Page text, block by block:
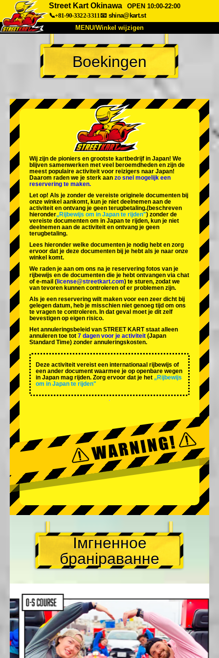
Street Kart Okinawa
OPEN 10:00-22:00
📞+81-90-3322-3311📧 shina@kart.st
MENU/Winkel wijzigen
TOP
Over Specificaties Prijzen
Bedrijf Boekingen
Winkel wijzigen
Tokyo Shinagawa Tokyo Akihabara#1
Tokyo Akihabara#2
Tokyo Shibuya Annex Tokyo Bay
Tokyo Asakusa Osaka
Okinawa
Boekingen
Wij zijn de pioniers en grootste kartbedrijf in Japan! We
blijven samenwerken met veel beroemdheden en zijn de
meest populaire activiteit voor reizigers naar Japan!
Daarom raden we je sterk aan zo snel mogelijk een
reservering te maken.
Let op! Als je zonder de vereiste originele documenten bij
onze winkel aankomt, kun je niet deelnemen aan de
activiteit en ontvang je geen terugbetaling.(beschreven
hieronder„Rijbewijs om in Japan te rijden") zonder de
vereiste documenten om in Japan te rijden, kun je niet
deelnemen aan de activiteit en ontvang je geen
terugbetaling.
Lees hieronder welke documenten je nodig hebt en zorg
ervoor dat je deze documenten bij je hebt als je naar onze
winkel komt.
We raden je aan om ons na je reservering fotos van je
rijbewijs en de documenten die je hebt ontvangen via chat
of e-mail ( license@streetkart.com) te sturen, zodat we
van tevoren kunnen controleren of er problemen zijn.
Als je een reservering wilt maken voor een zeer dicht bij
gelegen datum, heb je misschien niet genoeg tijd om ons
te vragen te controleren. In dat geval moet je dit zelf
bevestigen op eigen risico.
Het annuleringsbeleid van STREET KART staat alleen
annuleren toe tot 7 dagen voor je activiteit (Japan
Standard Time) zonder annuleringskosten.
Deze activiteit vereist een internationaal rijbewijs of
een ander document waarmee je op openbare wegen
in Japan mag rijden. Zorg ervoor dat je het „Rijbewijs
om in Japan te rijden"
Імгненное
браніраванне